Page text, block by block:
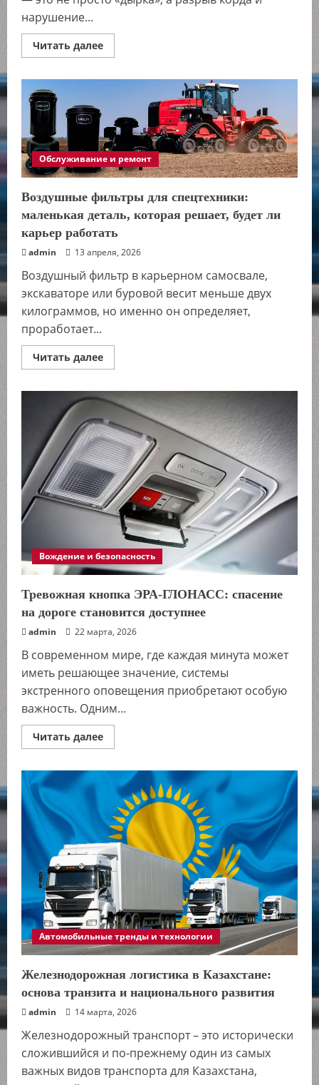
нарушение...
Читать далееПрочитать
больше
бескамерной
шины
нельзя
чинить
дома:
риски,
технологии
и
ошибки
Обслуживание и ремонт
Воздушные фильтры для спецтехники:
маленькая деталь, которая решает, будет ли
карьер работать
admin 13 апреля, 2026
Воздушный фильтр в карьерном самосвале,
экскаваторе или буровой весит меньше двух
килограммов, но именно он определяет,
проработает...
Читать далееПрочитать
больше
фильтры
для
спецтехники:
маленькая
деталь,
которая
решает,
будет
ли
карьер
работать
Вождение и безопасность
Тревожная кнопка ЭРА-ГЛОНАСС: спасение
на дороге становится доступнее
admin 22 марта, 2026
В современном мире, где каждая минута может
иметь решающее значение, системы
экстренного оповещения приобретают особую
важность. Одним...
Читать далееПрочитать
больше
кнопка
ЭРА-
ГЛОНАСС:
спасение
на
дороге
становится
доступнее
Автомобильные тренды и технологии
Железнодорожная логистика в Казахстане:
основа транзита и национального развития
admin 14 марта, 2026
Железнодорожный транспорт – это исторически
сложившийся и по-прежнему один из самых
важных видов транспорта для Казахстана,